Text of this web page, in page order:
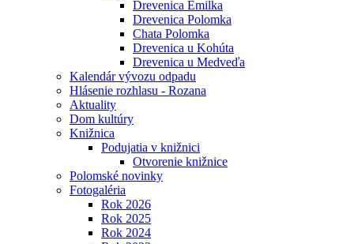
Drevenica Emilka
Drevenica Polomka
Chata Polomka
Drevenica u Kohúta
Drevenica u Medveďa
Kalendár vývozu odpadu
Hlásenie rozhlasu - Rozana
Aktuality
Dom kultúry
Knižnica
Podujatia v knižnici
Otvorenie knižnice
Polomské novinky
Fotogaléria
Rok 2026
Rok 2025
Rok 2024